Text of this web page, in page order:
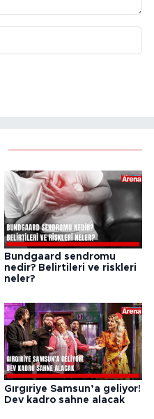
Bundgaard sendromu
nedir? Belirtileri ve riskleri
neler?
Gırgıriye Samsun’a geliyor!
Dev kadro sahne alacak